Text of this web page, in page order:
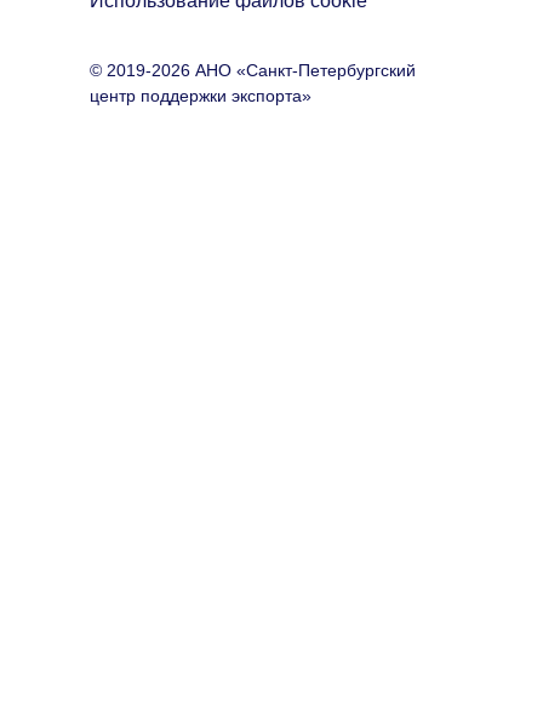
© 2019-2026 АНО «Санкт-Петербургский
центр поддержки экспорта»